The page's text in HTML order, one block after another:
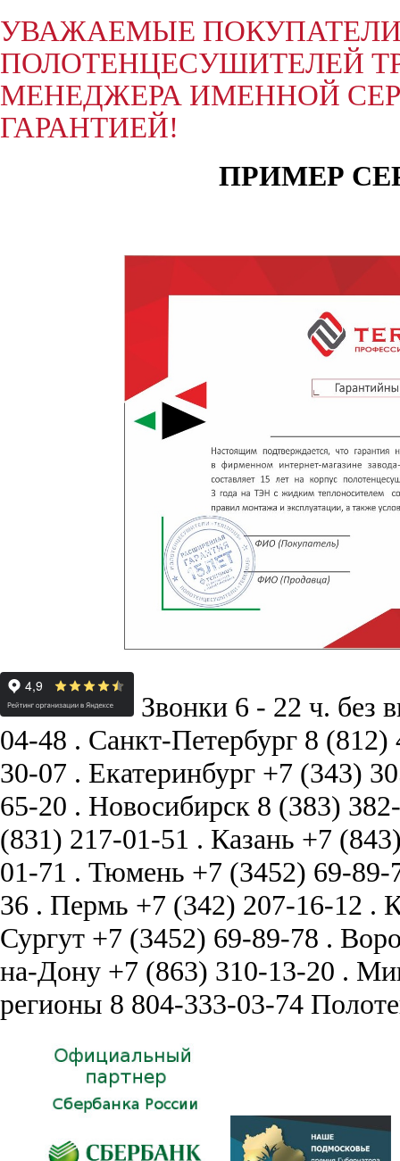
УВАЖАЕМЫЕ
ПОЛОТЕНЦЕСУШИТЕЛЕЙ
МЕНЕДЖЕРА ИМЕННОЙ
ГАРАНТИЕЙ!
ПРИМЕР
Звонки 6 - 22 ч. без
04-48 . Санкт-Петербург 8 (812)
30-07 . Екатеринбург +7 (343)
65-20 . Новосибирск 8 (383)
(831) 217-01-51 . Казань +7
01-71 . Тюмень +7 (3452) 69-89-
36 . Пермь +7 (342) 207-16-12 .
Сургут +7 (3452) 69-89-78 .
на-Дону +7 (863) 310-13-20 .
регионы 8 804-333-03-74